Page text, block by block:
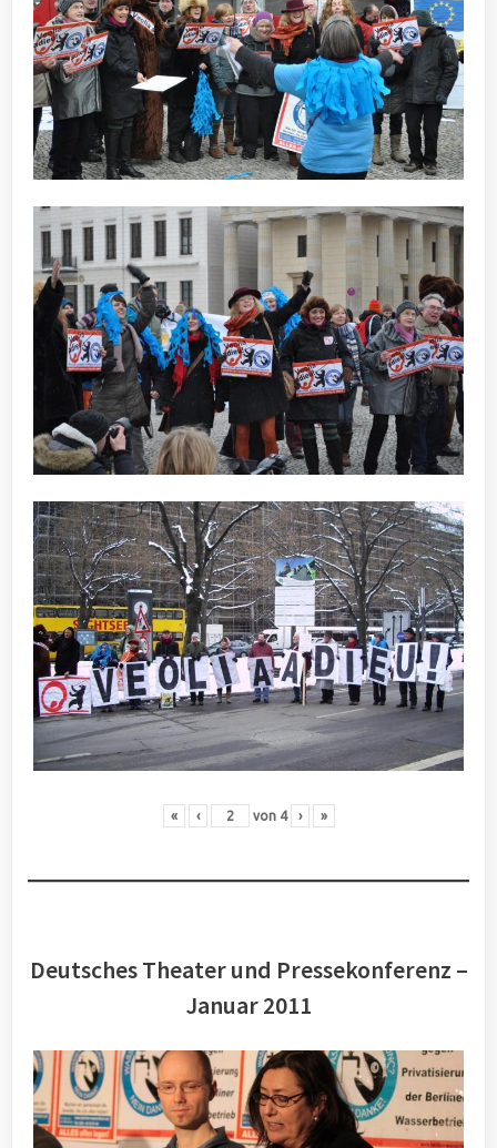
« ‹ von 4 › »
Deutsches Theater und Pressekonferenz –
Januar 2011